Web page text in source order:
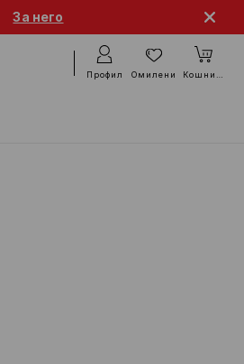
За него
Профил Омилени Кошничка